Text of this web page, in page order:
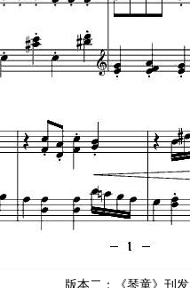
版本二：《琴童》刊发